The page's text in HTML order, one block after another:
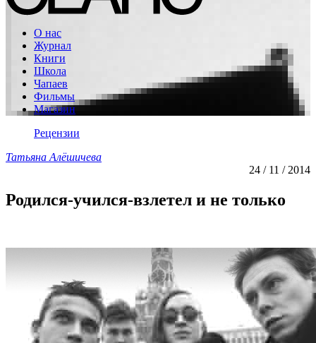
О нас
Журнал
Книги
Школа
Чапаев
Фильмы
Магазин
Рецензии
Татьяна Алёшичева
24 / 11 / 2014
Родился-учился-взлетел и не только